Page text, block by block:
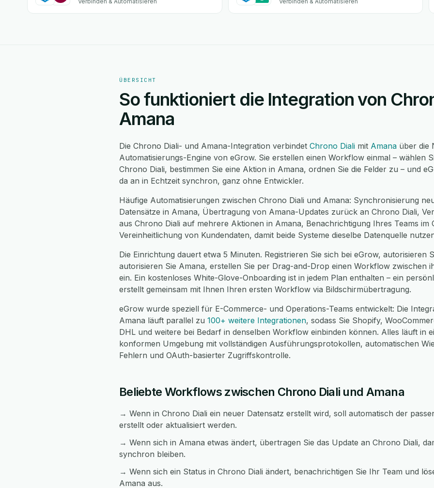
ÜBERSICHT
So funktioniert die Integration von
Amana
Die Chrono Diali- und Amana-Integration verbindet Chrono Diali mit Amana über die
Automatisierungs-Engine von eGrow. Sie erstellen einen Workflow einmal – wählen
Chrono Diali, bestimmen Sie eine Aktion in Amana, ordnen Sie die Felder zu – und
da an in Echtzeit synchron, ganz ohne Entwickler.
Häufige Automatisierungen zwischen Chrono Diali und Amana: Synchronisierung
Datensätze in Amana, Übertragung von Amana-Updates zurück an Chrono Diali,
aus Chrono Diali auf mehrere Aktionen in Amana, Benachrichtigung Ihres Teams im
Vereinheitlichung von Kundendaten, damit beide Systeme dieselbe Datenquelle
Die Einrichtung dauert etwa 5 Minuten. Registrieren Sie sich bei eGrow, autorisieren
autorisieren Sie Amana, erstellen Sie per Drag-and-Drop einen Workflow zwischen
ein. Ein kostenloses White-Glove-Onboarding ist in jedem Plan enthalten – ein
erstellt gemeinsam mit Ihnen Ihren ersten Workflow via Bildschirmübertragung.
eGrow wurde speziell für E-Commerce- und Operations-Teams entwickelt: Die
Amana läuft parallel zu 100+ weitere Integrationen, sodass Sie Shopify,
DHL und weitere bei Bedarf in denselben Workflow einbinden können. Alles läuft in
konformen Umgebung mit vollständigen Ausführungsprotokollen, automatischen
Fehlern und OAuth-basierter Zugriffskontrolle.
Beliebte Workflows zwischen Chrono Diali und Amana
→ Wenn in Chrono Diali ein neuer Datensatz erstellt wird, soll automatisch der
erstellt oder aktualisiert werden.
→ Wenn sich in Amana etwas ändert, übertragen Sie das Update an Chrono Diali,
synchron bleiben.
→ Wenn sich ein Status in Chrono Diali ändert, benachrichtigen Sie Ihr Team und
Amana aus.